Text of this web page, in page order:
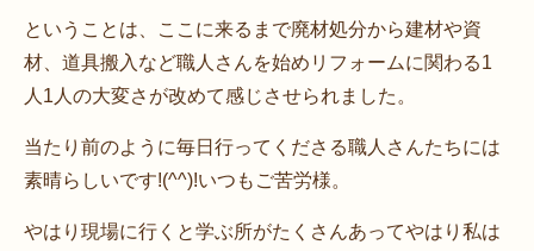
ということは、ここに来るまで廃材処分から建材や資
材、道具搬入など職人さんを始めリフォームに関わる1
人1人の大変さが改めて感じさせられました。
当たり前のように毎日行ってくださる職人さんたちには
素晴らしいです!(^^)!いつもご苦労様。
やはり現場に行くと学ぶ所がたくさんあってやはり私は